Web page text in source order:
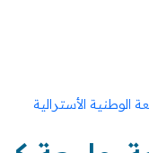
الوطنية الأسترالية